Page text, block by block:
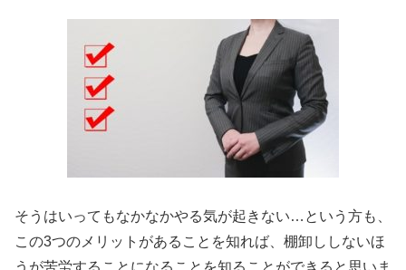
そうはいってもなかなかやる気が起きない…という方も、
この3つのメリットがあることを知れば、棚卸ししないほ
うが苦労することになることを知ることができると思いま